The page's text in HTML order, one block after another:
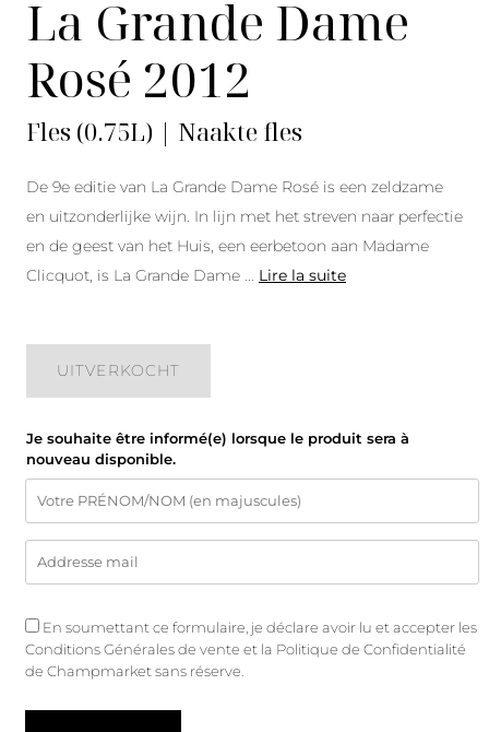
La Grande Dame
Rosé 2012
Fles (0.75L) | Naakte fles
De 9e editie van La Grande Dame Rosé is een zeldzame
en uitzonderlijke wijn. In lijn met het streven naar perfectie
en de geest van het Huis, een eerbetoon aan Madame
Clicquot, is La Grande Dame
Lire la suite
UITVERKOCHT
Je souhaite être informé(e) lorsque le produit sera à
nouveau disponible.
En soumettant ce formulaire, je déclare avoir lu et accepter les
Conditions Générales de vente et la Politique de Confidentialité
de Champmarket sans réserve.